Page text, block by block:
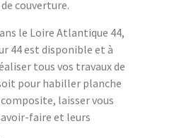
couverture.
le Loire Atlantique 44,
44 est disponible et à
tous vos travaux de
pour habiller planche
laisser vous
faire et leurs